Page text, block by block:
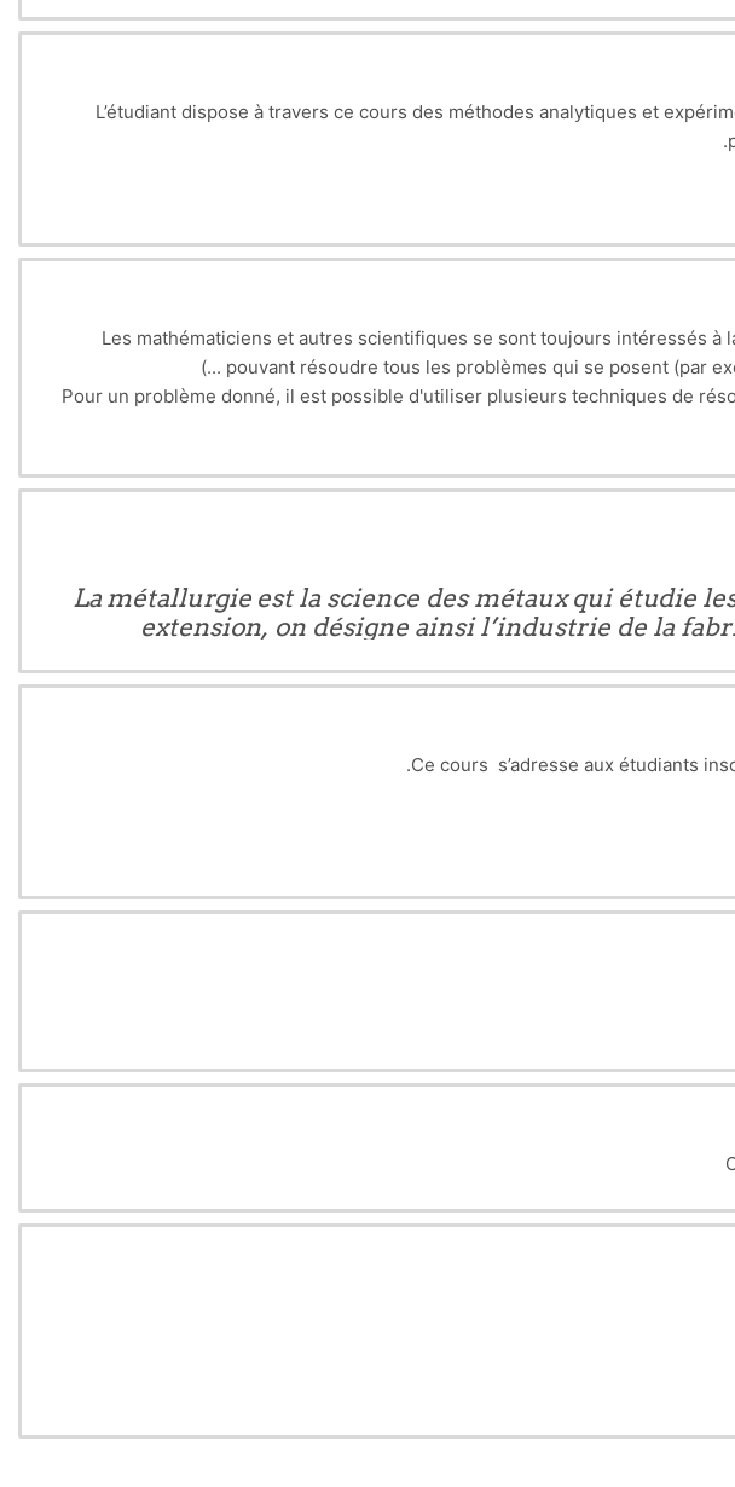
L’étudiant dispose à travers ce cours des méthodes analytiques et
Les mathématiciens et autres scientifiques se sont toujours intéressés à
pouvant résoudre tous les problèmes qui se posent (par
Pour un problème donné, il est possible d'utiliser plusieurs techniques de
qui influent sur
La métallurgie est la science des métaux qui étudie
extension, on désigne ainsi l’industrie de la
Ce cours s’adresse aux étudiants